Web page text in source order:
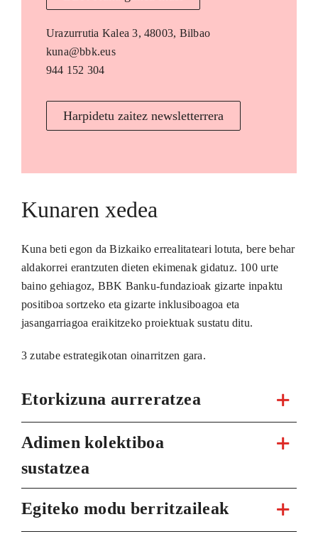
Urazurrutia Kalea 3, 48003, Bilbao
kuna@bbk.eus
944 152 304
Harpidetu zaitez newsletterrera
Kunaren xedea
Kuna beti egon da Bizkaiko errealitateari lotuta, bere behar
aldakorrei erantzuten dieten ekimenak gidatuz. 100 urte
baino gehiagoz, BBK Banku-fundazioak gizarte inpaktu
positiboa sortzeko eta gizarte inklusiboagoa eta
jasangarriagoa eraikitzeko proiektuak sustatu ditu.
3 zutabe estrategikotan oinarritzen gara.
Etorkizuna aurreratzea
Adimen kolektiboa
sustatzea
Egiteko modu berritzaileak